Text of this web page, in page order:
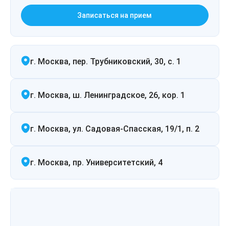
Записаться на прием
г. Москва, пер. Трубниковский, 30, с. 1
г. Москва, ш. Ленинградское, 26, кор. 1
г. Москва, ул. Садовая-Спасская, 19/1, п. 2
г. Москва, пр. Университетский, 4